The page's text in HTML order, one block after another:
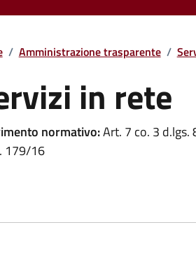
/ Amministrazione trasparente /
in rete
normativo:Art. 7 co. 3
179/16